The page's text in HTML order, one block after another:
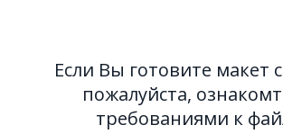
Если Вы готовите макет
пожалуйста,
требованиями к